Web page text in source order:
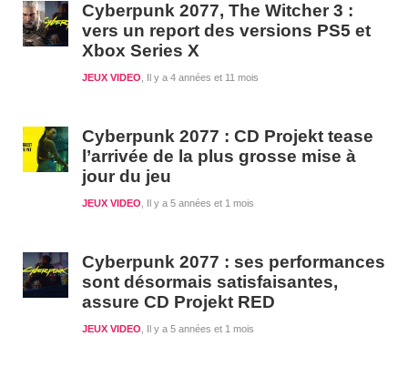
Cyberpunk 2077, The Witcher 3 :
vers un report des versions PS5 et
Xbox Series X
Il y a 4 années et 11 mois
JEUX VIDEO
Cyberpunk 2077 : CD Projekt tease
l’arrivée de la plus grosse mise à
jour du jeu
Il y a 5 années et 1 mois
JEUX VIDEO
Cyberpunk 2077 : ses performances
sont désormais satisfaisantes,
assure CD Projekt RED
Il y a 5 années et 1 mois
JEUX VIDEO